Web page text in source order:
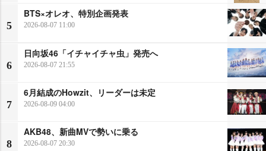
5
BTS×オレオ、特別企画発表
2026-08-07 11:00
6
日向坂46「イチャイチャ虫」発売へ
2026-08-07 21:55
7
6月結成のHowzit、リーダーは未定
2026-08-09 04:00
8
AKB48、新曲MVで勢いに乗る
2026-08-07 20:30